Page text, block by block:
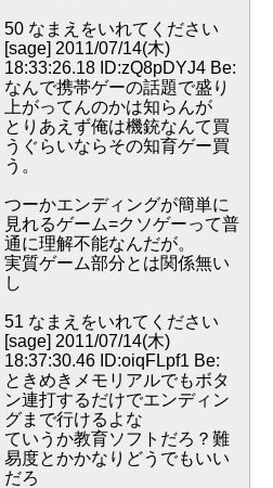
50 なまえをいれてください
[sage] 2011/07/14(木)
18:33:26.18 ID:zQ8pDYJ4 Be:
なんで携帯ゲーの話題で盛り
上がってんのかは知らんが
とりあえず俺は機銃なんて買
うぐらいならその知育ゲー買
う。
つーかエンディングが簡単に
見れるゲーム=クソゲーって普
通に理解不能なんだが。
実質ゲーム部分とは関係無い
し
51 なまえをいれてください
[sage] 2011/07/14(木)
18:37:30.46 ID:oiqFLpf1 Be:
ときめきメモリアルでもボタ
ン連打するだけでエンディン
グまで行けるよな
ていうか教育ソフトだろ？難
易度とかかなりどうでもいい
だろ